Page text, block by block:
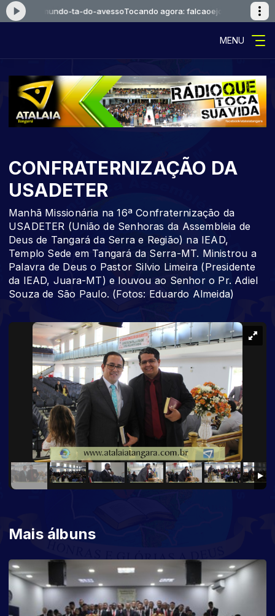
o-mundo-ta-do-avessoTocando agora: falcaoejosue-o-mundo-
MENU
CONFRATERNIZAÇÃO DA
USADETER
Manhã Missionária na 16ª Confraternização da
USADETER (União de Senhoras da Assembleia de
Deus de Tangará da Serra e Região) na IEAD,
Templo Sede em Tangará da Serra-MT. Ministrou a
Palavra de Deus o Pastor Silvio Limeira (Presidente
da IEAD, Juara-MT) e louvou ao Senhor o Pr. Adiel
Souza de São Paulo. (Fotos: Eduardo Almeida)
Mais álbuns